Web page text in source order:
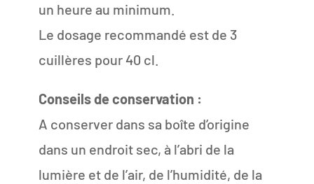
un heure au minimum.
Le dosage recommandé est de 3
cuillères pour 40 cl.
Conseils de conservation :
A conserver dans sa boîte d’origine
dans un endroit sec, à l’abri de la
lumière et de l’air, de l’humidité, de la